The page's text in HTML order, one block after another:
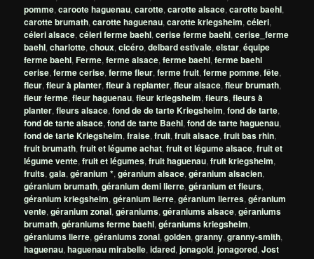
pomme,caroote haguenau,carotte,carotte alsace,carotte baehl,
carotte brumath,carotte haguenau,carotte kriegsheim,céleri,
céleri alsace,céleri ferme baehl,cerise ferme baehl,cerise_ferme
baehl,charlotte,choux,cicéro,delbard estivale,elstar,équipe
ferme baehl,Ferme,ferme alsace,ferme baehl,ferme baehl
cerise,ferme cerise,ferme fleur,ferme fruit,ferme pomme,fête,
fleur,fleur à planter,fleur à replanter,fleur alsace,fleur brumath,
fleur ferme,fleur haguenau,fleur kriegsheim,fleurs,fleurs à
planter,fleurs alsace,fond de de tarte Kriegsheim,fond de tarte,
fond de tarte alsace,fond de tarte Baehl,fond de tarte haguenau,
fond de tarte Kriegsheim,fraise,fruit,fruit alsace,fruit bas rhin,
fruit brumath,fruit et légume achat,fruit et légume alsace,fruit et
légume vente,fruit et légumes,fruit haguenau,fruit kriegsheim,
fruits,gala,géranium *,géranium alsace,géranium alsacien,
géranium brumath,géranium demi lierre,géranium et fleurs,
géranium kriegsheim,géranium lierre,géranium lierres,géranium
vente,géranium zonal,géraniums,géraniums alsace,géraniums
brumath,géraniums ferme baehl,géraniums kriegsheim,
géraniums lierre,géraniums zonal,golden,granny,granny-smith,
haguenau,haguenau mirabelle,idared,jonagold,jonagored,Jost